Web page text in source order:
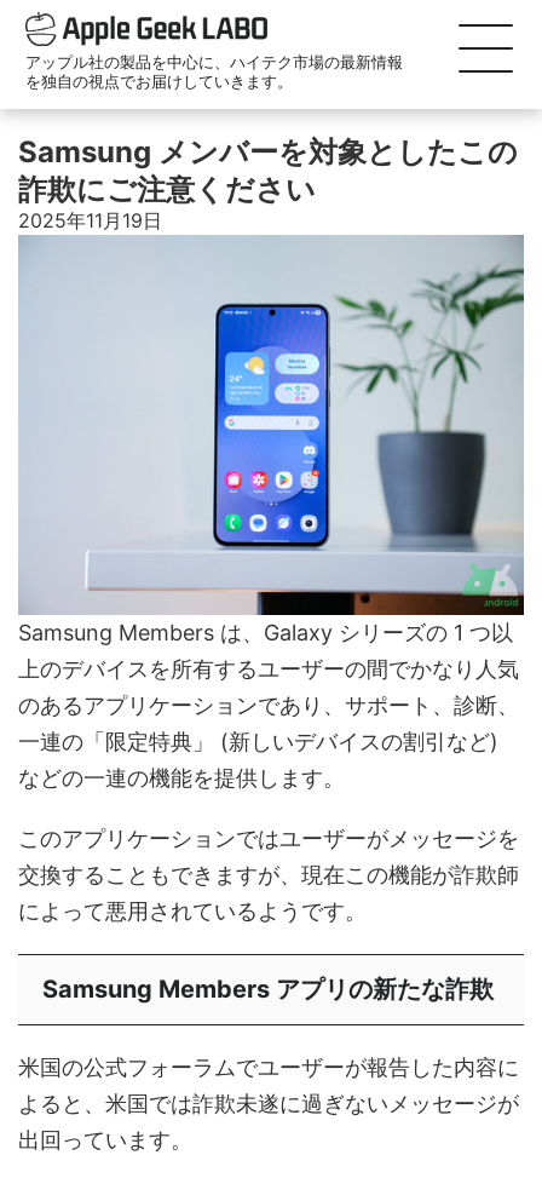
アップル社の製品を中心に、ハイテク市場の最新情報
を独自の視点でお届けしていきます。
Samsung メンバーを対象としたこの
詐欺にご注意ください
2025年11月19日
Samsung Members は、Galaxy シリーズの 1 つ以
上のデバイスを所有するユーザーの間でかなり人気
のあるアプリケーションであり、サポート、診断、
一連の「限定特典」 (新しいデバイスの割引など)
などの一連の機能を提供します。
このアプリケーションではユーザーがメッセージを
交換することもできますが、現在この機能が詐欺師
によって悪用されているようです。
Samsung Members アプリの新たな詐欺
米国の公式フォーラムでユーザーが報告した内容に
よると、米国では詐欺未遂に過ぎないメッセージが
出回っています。